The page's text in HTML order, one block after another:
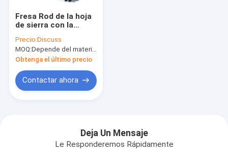
Fresa Rod de la hoja
de sierra con la
taladro sísmica del
carburo del
funcionamiento
Precio:Discuss
MOQ:Depende del material y del tamaño
Obtenga el último precio
Contactar ahora
Deja Un Mensaje
Le Responderemos Rápidamente